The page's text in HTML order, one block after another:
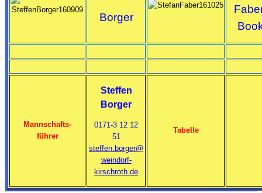
Borger
Mannschafts-
führer
Steffen
Borger
0171-3 12 12
51
steffen.borger@
weindorf-
kirschroth.de
Tabelle